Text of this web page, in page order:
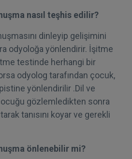
nasıl teşhis edilir?
dinleyip gelişimini
odyoloğa yönlendirir. İşitme
testinde herhangi bir
odyolog tarafından çocuk,
yönlendirilir .Dil ve
gözlemledikten sonra
tanısını koyar ve gerekli
önlenebilir mi?